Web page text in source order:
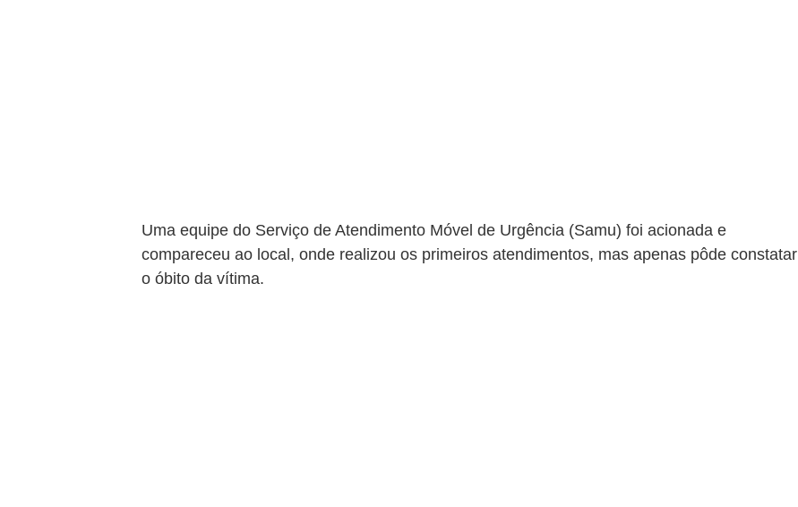
Uma equipe do Serviço de Atendimento Móvel de Urgência (Samu) foi acionada e
compareceu ao local, onde realizou os primeiros atendimentos, mas apenas pôde constatar
o óbito da vítima.